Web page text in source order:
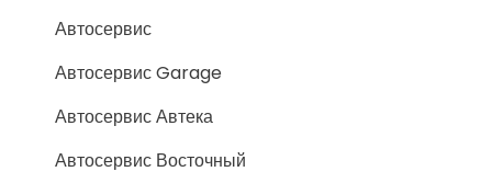
Автосервис
Автосервис Garage
Автосервис Автека
Автосервис Восточный